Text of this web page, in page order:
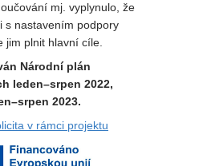
mj. vyplynulo, že
s nastavením podpory
jim plnit hlavní cíle.
Národní plán
leden–srpen 2022,
2023.
v rámci projektu